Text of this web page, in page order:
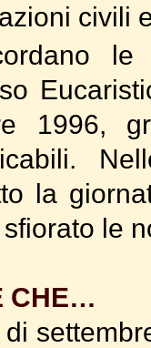
civili
le
1996,
la
le
CHE…